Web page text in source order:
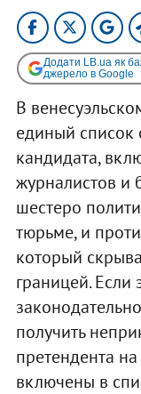
Додати LB.ua як
джерело в Google
В
единый
кандидата,
журналистов и
шестеро
тюрьме, и
который
границей. Если
получить
претендента
включены в